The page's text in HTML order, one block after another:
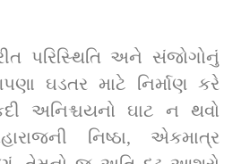
પરિસ્થિતિ અને સંજોગોનું
ઘડતર માટે નિર્માણ કરે
અનિશ્ચયનો ઘાટ ન થવો
નિષ્ઠા, એકમાત્ર